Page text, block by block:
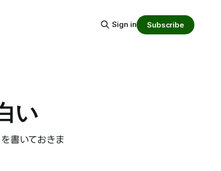
Sign in Subscribe
い
書いておきま